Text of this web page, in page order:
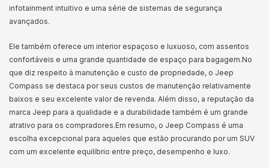
infotainment intuitivo e uma série de sistemas de segurança
avançados.
Ele também oferece um interior espaçoso e luxuoso, com assentos
confortáveis e uma grande quantidade de espaço para bagagem.No
que diz respeito à manutenção e custo de propriedade, o Jeep
Compass se destaca por seus custos de manutenção relativamente
baixos e seu excelente valor de revenda. Além disso, a reputação da
marca Jeep para a qualidade e a durabilidade também é um grande
atrativo para os compradores.Em resumo, o Jeep Compass é uma
escolha excepcional para aqueles que estão procurando por um SUV
com um excelente equilíbrio entre preço, desempenho e luxo.